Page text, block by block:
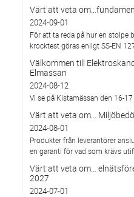
Värt att veta
2024-09-01
För att ta reda på hur en stolpe
krocktest göras enligt SS-EN
Välkommen till
Elmässan
2024-08-12
Vi se på Kistamässan den 16-17
Värt att veta om...
2024-08-01
Produkter från leverantörer
en garanti för vad som krävs
Värt att veta om…
2027
2024-07-01